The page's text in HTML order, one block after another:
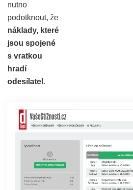
nutno
podotknout, že
náklady, které
jsou spojené
s vratkou
hradí
odesílatel .